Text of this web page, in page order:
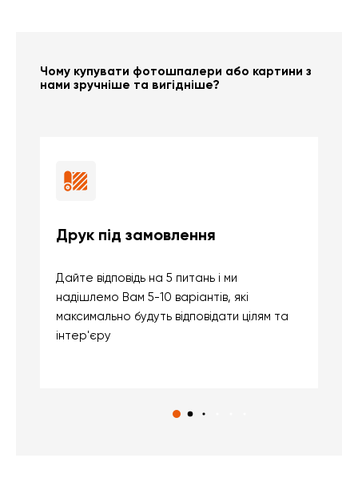
Чому купувати фотошпалери або картини з
нами зручніше та вигідніше?
Друк під замовлення
Дайте відповідь на 5 питань і ми
надішлемо Вам 5-10 варіантів, які
максимально будуть відповідати цілям та
інтер'єру